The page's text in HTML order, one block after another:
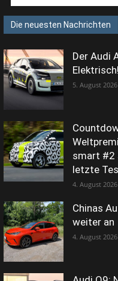
Die neuesten Nachrichten
Der Audi
Elektrisch!
5. August 2026
smart #2
letzte
4. August 2026
Chinas
weiter an
4. August 2026